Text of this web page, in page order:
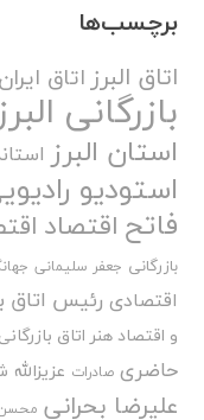
برچسب‌ها
اتاق البرزاتاق ایران
بازرگانی
استان البرز
استودیو
فاتح اقتصاد
بازرگانی جعفر سلیمانی
اقتصادی رئیس اتاق
و اقتصاد هنر اتاق
حاضری صادرات
علیرضا بحرانی